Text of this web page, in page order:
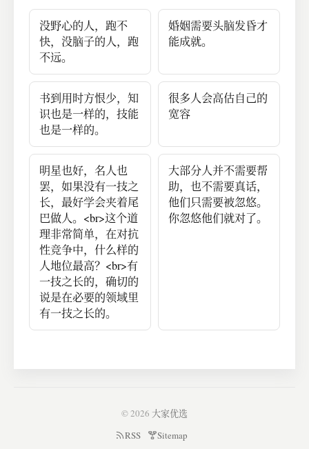
没野心的人，跑不
快，没脑子的人，跑
不远。
婚姻需要头脑发昏才
能成就。
书到用时方恨少，知
识也是一样的，技能
也是一样的。
很多人会高估自己的
宽容
明星也好，名人也
罢，如果没有一技之
长，最好学会夹着尾
巴做人。<br>这个道
理非常简单，在对抗
性竞争中，什么样的
人地位最高？<br>有
一技之长的，确切的
说是在必要的领域里
有一技之长的。
大部分人并不需要帮
助，也不需要真话，
他们只需要被忽悠。
你忽悠他们就对了。
© 2026 大家优选
RSS
Sitemap